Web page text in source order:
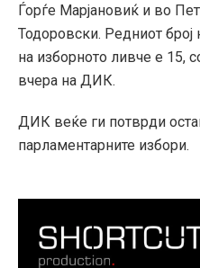
Ѓорѓе Марјановиќ и во
Тодоровски. Редниот број
на изборното ливче е 15,
вчера на ДИК.
ДИК веќе ги потврди
парламентарните избори.